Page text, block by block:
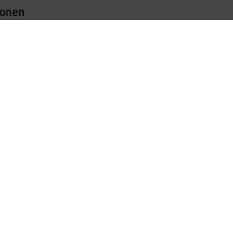
55 % Baumwolle,
20 % recyceltes Polyester,
und Puffdrucke auf der linken Brust und